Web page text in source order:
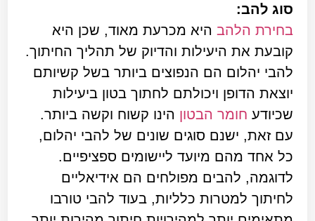
סוג להב:
בחירת הלהב היא מכרעת מאוד, שכן היא
קובעת את היעילות והדיוק של תהליך החיתוך.
להבי יהלום הם הנפוצים ביותר בשל קשיותם
יוצאת הדופן ויכולתם לחתוך בטון ביעילות
שכיודע חומר הבטון הינו קשוח וקשה ביותר.
עם זאת, ישנם סוגים שונים של להבי יהלום,
כל אחד מהם מיועד ליישומים ספציפיים.
לדוגמה, להבים מפולחים הם אידיאליים
לחיתוך למטרות כלליות, בעוד להבי טורבו